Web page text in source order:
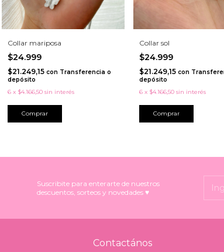
Collar mariposa
$24.999
$21.249,15 con Transferencia o
depósito
6 x $4.166,50 sin interés
Comprar
Collar sol
$24.999
$21.249,15 con
depósito
6 x $4.166,50 sin interés
Suscribite para enterarte de nuestros
descuentos, sorteos y novedades ♥
Contactános